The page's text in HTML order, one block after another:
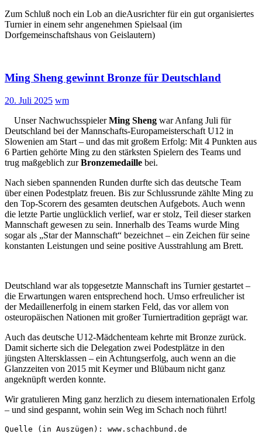
Zum Schluß noch ein Lob an dieAusrichter für ein gut organisiertes
Turnier in einem sehr angenehmen Spielsaal (im
Dorfgemeinschaftshaus von Geislautern)
Ming Sheng gewinnt Bronze für Deutschland
20. Juli 2025 wm
Unser NachwuchsspielerMing Sheng war Anfang Juli für
Deutschland bei der Mannschafts-Europameisterschaft U12 in
Slowenien am Start – und das mit großem Erfolg: Mit 4 Punkten aus
6 Partien gehörte Ming zu den stärksten Spielern des Teams und
trug maßgeblich zurBronzemedaille bei.
Nach sieben spannenden Runden durfte sich das deutsche Team
über einen Podestplatz freuen. Bis zur Schlussrunde zählte Ming zu
den Top-Scorern des gesamten deutschen Aufgebots. Auch wenn
die letzte Partie unglücklich verlief, war er stolz, Teil dieser starken
Mannschaft gewesen zu sein. Innerhalb des Teams wurde Ming
sogar als „Star der Mannschaft“ bezeichnet – ein Zeichen für seine
konstanten Leistungen und seine positive Ausstrahlung am Brett.
Deutschland war als topgesetzte Mannschaft ins Turnier gestartet –
die Erwartungen waren entsprechend hoch. Umso erfreulicher ist
der Medaillenerfolg in einem starken Feld, das vor allem von
osteuropäischen Nationen mit großer Turniertradition geprägt war.
Auch das deutsche U12-Mädchenteam kehrte mit Bronze zurück.
Damit sicherte sich die Delegation zwei Podestplätze in den
jüngsten Altersklassen – ein Achtungserfolg, auch wenn an die
Glanzzeiten von 2015 mit Keymer und Blübaum nicht ganz
angeknüpft werden konnte.
Wir gratulieren Ming ganz herzlich zu diesem internationalen Erfolg
– und sind gespannt, wohin sein Weg im Schach noch führt!
Quelle (in Auszügen): www.schachbund.de